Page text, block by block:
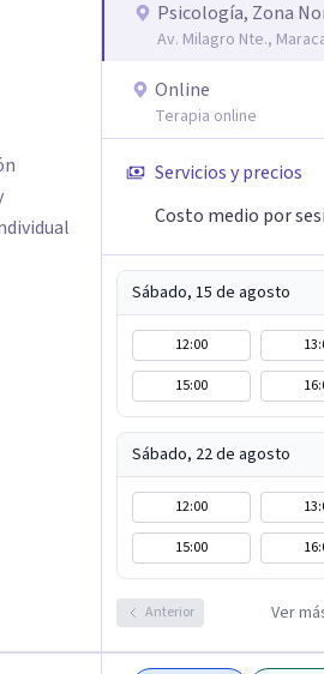
Psicología, Zona
Av. Milagro Nte.,
Online
Terapia online
Servicios y precios
Costo medio por
Sábado, 15 de agosto
12:00
15:00
Sábado, 22 de agosto
12:00
15:00
Anterior Ver